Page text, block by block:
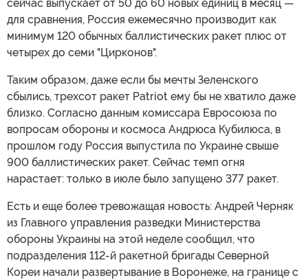
сейчас выпускает от 50 до 60 новых единиц в месяц —
для сравнения, Россия ежемесячно производит как
минимум 120 обычных баллистических ракет плюс от
четырех до семи "Цирконов".
Таким образом, даже если бы мечты Зеленского
сбылись, трехсот ракет Patriot ему бы не хватило даже
близко. Согласно данным комиссара Евросоюза по
вопросам обороны и космоса Андрюса Кубилюса, в
прошлом году Россия выпустила по Украине свыше
900 баллистических ракет. Сейчас темп огня
нарастает: только в июле было запущено 377 ракет.
Есть и еще более тревожащая новость: Андрей Черняк
из Главного управления разведки Министерства
обороны Украины на этой неделе сообщил, что
подразделения 112-й ракетной бригады Северной
Кореи начали развертывание в Воронеже, на границе с